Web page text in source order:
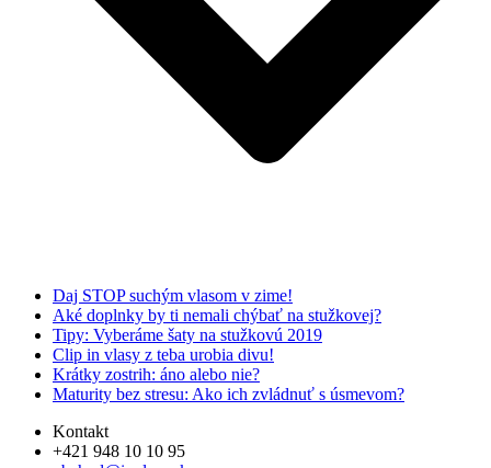
Daj STOP suchým vlasom v zime!
Aké doplnky by ti nemali chýbať na stužkovej?
Tipy: Vyberáme šaty na stužkovú 2019
Clip in vlasy z teba urobia divu!
Krátky zostrih: áno alebo nie?
Maturity bez stresu: Ako ich zvládnuť s úsmevom?
Kontakt
+421 948 10 10 95